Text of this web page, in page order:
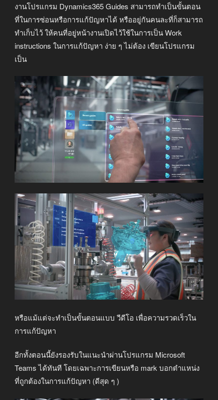
งานโปรแกรม Dynamics365 Guides สามารถทำเป็นขั้นตอน
ที่ในการซ่อนหรือการแก้ปัญหาได้ หรืออยู่กันคนละที่ก็สามารถ
ทำเก็บไว้ ให้คนที่อยู่หน้างานเปิดไว้ใช้ในการเป็น Work
instructions ในการแก้ปัญหา ง่าย ๆ ไม่ต้อง เขียนโปรแกรม
เป็น
หรือแม้แต่จะทำเป็นขั้นตอนแบบ วีดีโอ เพื่อความรวดเร็วใน
การแก้ปัญหา
อีกทั้งตอนนี้ยังรองรับในแนะนำผ่านโปรแกรม Microsoft
Teams ได้ทันที โดยเฉพาะการเขียนหรือ mark บอกตำแหน่ง
ที่ถูกต้องในการแก้ปัญหา (ดีสุด ๆ )